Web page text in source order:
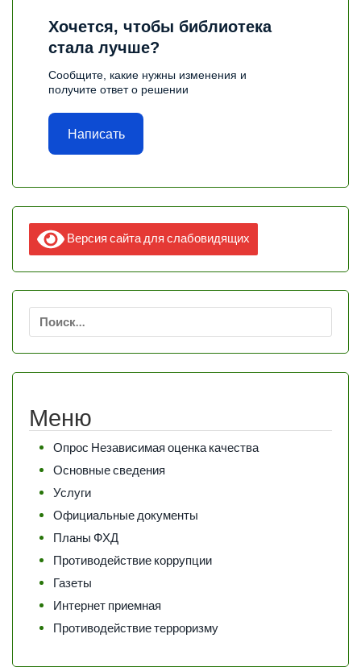
Хочется, чтобы библиотека
стала лучше?
Сообщите, какие нужны изменения и
получите ответ о решении
Написать
Версия сайта для слабовидящих
Найти:
Меню
Опрос Независимая оценка качества
Основные сведения
Услуги
Официальные документы
Планы ФХД
Противодействие коррупции
Газеты
Интернет приемная
Противодействие терроризму